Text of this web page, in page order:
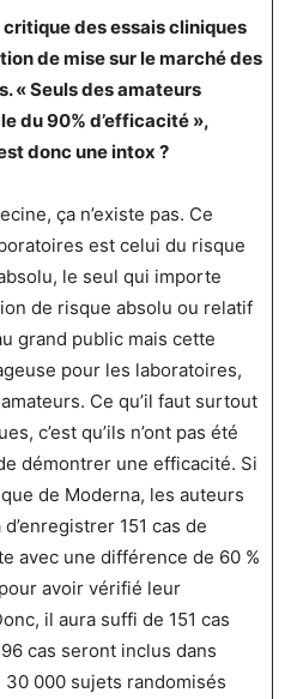
des essais cliniques
de mise sur le marché des
« Seuls des amateurs
du 90% d’efficacité »,
donc une intox ?
ça n’existe pas. Ce
est celui du risque
le seul qui importe
de risque absolu ou relatif
grand public mais cette
pour les laboratoires,
Ce qu’il faut surtout
c’est qu’ils n’ont pas été
démontrer une efficacité. Si
de Moderna, les auteurs
151 cas de
avec une différence de 60 %
avoir vérifié leur
il aura suffi de 151 cas
cas seront inclus dans
30 000 sujets randomisés